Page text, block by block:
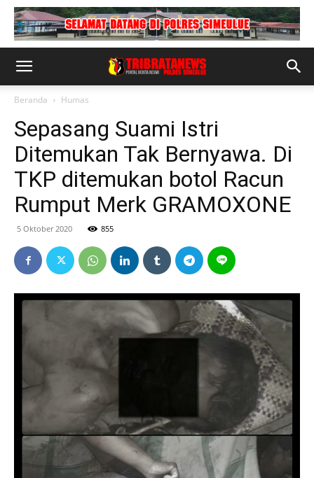
Beranda Humas
Sepasang Suami Istri
Ditemukan Tak Bernyawa. Di
TKP ditemukan botol Racun
Rumput Merk GRAMOXONE
5 Oktober 2020 855